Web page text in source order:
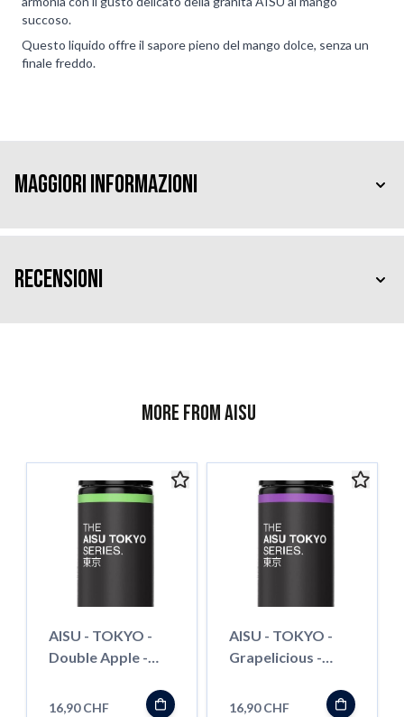
succoso.
Questo liquido offre il sapore pieno del mango dolce, senza un
finale freddo.
Maggiori Informazioni
Recensioni
More from AISU
AISU - TOKYO -
Double Apple -
16,90 CHF
AISU - TOKYO -
Grapelicious -
16,90 CHF